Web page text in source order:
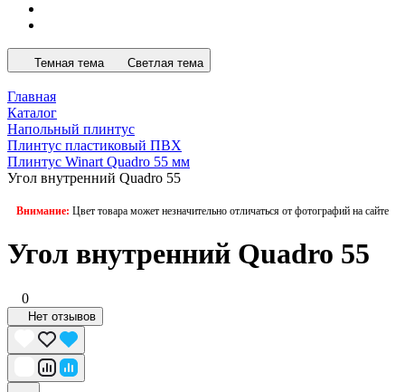
Темная тема Светлая тема
Главная
Каталог
Напольный плинтус
Плинтус пластиковый ПВХ
Плинтус Winart Quadro 55 мм
Угол внутренний Quadro 55
Внимание: Цвет товара может незначительно отличаться от фотографий на сайте
Угол внутренний Quadro 55
0
Нет отзывов